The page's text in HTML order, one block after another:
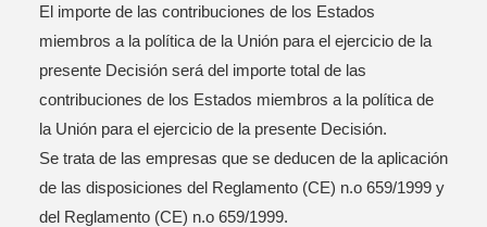
Deja un mensaje
¡Te llamaremos pronto!
El importe de las contribuciones de los Estados
miembros a la política de la Unión para el ejercicio de la
presente Decisión será del importe total de las
contribuciones de los Estados miembros a la política de
la Unión para el ejercicio de la presente Decisión.
Se trata de las empresas que se deducen de la aplicación
de las disposiciones del Reglamento (CE) n.o 659/1999 y
del Reglamento (CE) n.o 659/1999.